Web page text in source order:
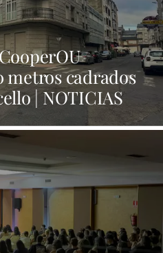
metros cadrados
| NOTICIAS